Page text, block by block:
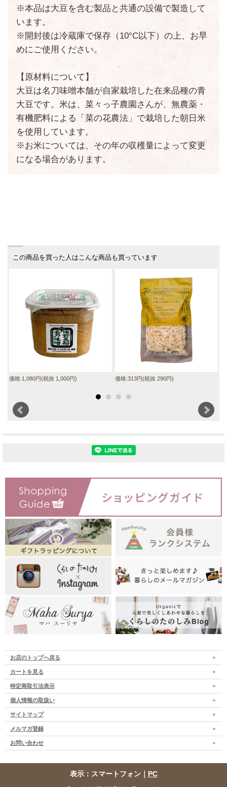
※本品は大豆を含む製品と共通の設備で製造して
います。
※開封後は冷蔵庫で保存（10°C以下）の上、お早
めにご使用ください。
【原材料について】
大豆は名刀味噌本舗が自家栽培した在来品種の青
大豆です。米は、菜々っ子農園さんが、無農薬・
有機肥料による「菜の花農法」で栽培した朝日米
を使用しています。
※お米については、その年の収穫量によって変更
になる場合があります。
この商品を買った人はこんな商品も買っています
価格:1,080円(税抜 1,000円) 価格:313円(税抜 290円)
お店のトップへ戻る
カートを見る
特定商取引法表示
個人情報の取扱い
サイトマップ
メルマガ登録
お問い合わせ
表示：スマートフォン｜ PC